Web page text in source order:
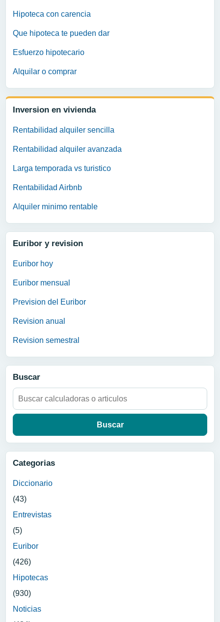
Hipoteca con carencia
Que hipoteca te pueden dar
Esfuerzo hipotecario
Alquilar o comprar
Inversion en vivienda
Rentabilidad alquiler sencilla
Rentabilidad alquiler avanzada
Larga temporada vs turistico
Rentabilidad Airbnb
Alquiler minimo rentable
Euribor y revision
Euribor hoy
Euribor mensual
Prevision del Euribor
Revision anual
Revision semestral
Buscar
Buscar:
Categorias
Diccionario
(43)
Entrevistas
(5)
Euribor
(426)
Hipotecas
(930)
Noticias